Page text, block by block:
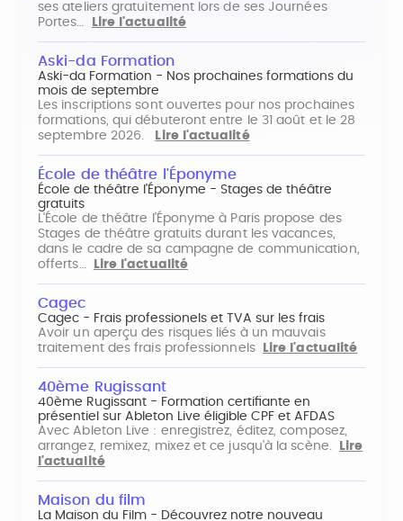
ses ateliers gratuitement lors de ses Journées
Portes…
Lire l'actualité
Aski-da Formation
Aski-da Formation - Nos prochaines formations du
mois de septembre
Les inscriptions sont ouvertes pour nos prochaines
formations, qui débuteront entre le 31 août et le 28
septembre 2026.
Lire l'actualité
École de théâtre l'Éponyme
École de théâtre l'Éponyme - Stages de théâtre
gratuits
L'École de théâtre l'Éponyme à Paris propose des
Stages de théâtre gratuits durant les vacances,
dans le cadre de sa campagne de communication,
offerts…
Lire l'actualité
Cagec
Cagec - Frais professionels et TVA sur les frais
Avoir un aperçu des risques liés à un mauvais
traitement des frais professionnels
Lire l'actualité
40ème Rugissant
40ème Rugissant - Formation certifiante en
présentiel sur Ableton Live éligible CPF et AFDAS
Avec Ableton Live : enregistrez, éditez, composez,
arrangez, remixez, mixez et ce jusqu'à la scène.
Lire
l'actualité
Maison du film
La Maison du Film - Découvrez notre nouveau